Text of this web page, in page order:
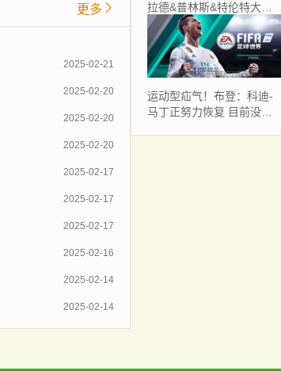
更多
2025-02-21
2025-02-20
2025-02-20
2025-02-20
2025-02-17
2025-02-17
2025-02-17
2025-02-16
2025-02-14
2025-02-14
拉德&普林斯&特伦特大概
率出战比赛
运动型疝气！布登：科迪-
马丁正努力恢复 目前没有